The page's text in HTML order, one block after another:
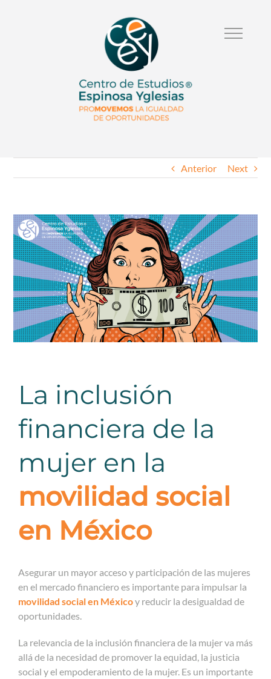
Anterior Next
Ver
Imagen
Mas
Grande
La inclusión
financiera de la
mujer en la
movilidad social
en México
Asegurar un mayor acceso y participación de las mujeres
en el mercado financiero es importante para impulsar la
movilidad social en Méxicoy reducir la desigualdad de
oportunidades.
La relevancia de la inclusión financiera de la mujer va más
allá de la necesidad de promover la equidad, la justicia
social y el empoderamiento de la mujer. Es un importante